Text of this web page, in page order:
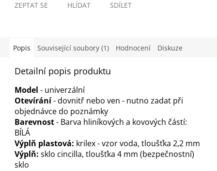
ZEPTAT SE HLÍDAT SDÍLET
Popis Související soubory (1) Hodnocení Diskuze
Detailní popis produktu
Model - univerzální
Otevírání- dovnitř nebo ven - nutno zadat při
objednávce do poznámky
Barevnost- Barva hliníkových a kovových částí:
BÍLÁ
Výplň plastová: krilex - vzor voda, tloušťka 2,2 mm
Výplň: sklo cincilla, tloušťka 4 mm (bezpečnostní)
sklo